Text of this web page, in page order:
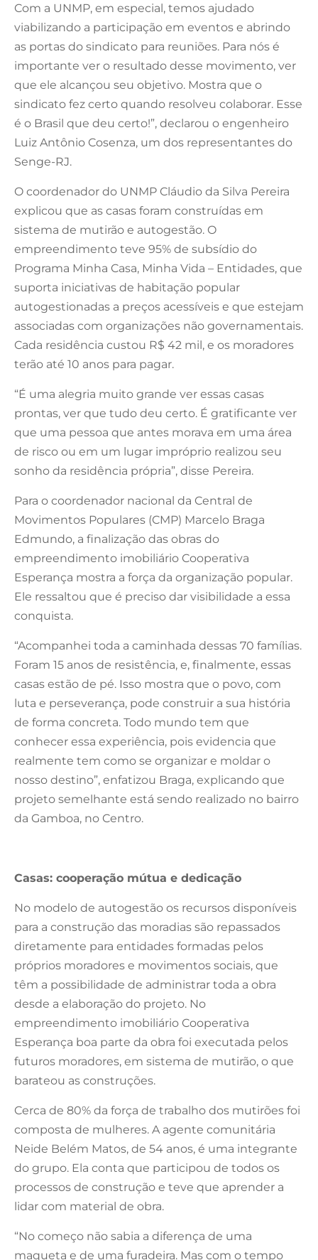
Com a UNMP, em especial, temos ajudado
viabilizando a participação em eventos e abrindo
as portas do sindicato para reuniões. Para nós é
importante ver o resultado desse movimento, ver
que ele alcançou seu objetivo. Mostra que o
sindicato fez certo quando resolveu colaborar. Esse
é o Brasil que deu certo!”, declarou o engenheiro
Luiz Antônio Cosenza, um dos representantes do
Senge-RJ.
O coordenador do UNMP Cláudio da Silva Pereira
explicou que as casas foram construídas em
sistema de mutirão e autogestão. O
empreendimento teve 95% de subsídio do
Programa Minha Casa, Minha Vida – Entidades, que
suporta iniciativas de habitação popular
autogestionadas a preços acessíveis e que estejam
associadas com organizações não governamentais.
Cada residência custou R$ 42 mil, e os moradores
terão até 10 anos para pagar.
“É uma alegria muito grande ver essas casas
prontas, ver que tudo deu certo. É gratificante ver
que uma pessoa que antes morava em uma área
de risco ou em um lugar impróprio realizou seu
sonho da residência própria”, disse Pereira.
Para o coordenador nacional da Central de
Movimentos Populares (CMP) Marcelo Braga
Edmundo, a finalização das obras do
empreendimento imobiliário Cooperativa
Esperança mostra a força da organização popular.
Ele ressaltou que é preciso dar visibilidade a essa
conquista.
“Acompanhei toda a caminhada dessas 70 famílias.
Foram 15 anos de resistência, e, finalmente, essas
casas estão de pé. Isso mostra que o povo, com
luta e perseverança, pode construir a sua história
de forma concreta. Todo mundo tem que
conhecer essa experiência, pois evidencia que
realmente tem como se organizar e moldar o
nosso destino”, enfatizou Braga, explicando que
projeto semelhante está sendo realizado no bairro
da Gamboa, no Centro.
Casas: cooperação mútua e dedicação
No modelo de autogestão os recursos disponíveis
para a construção das moradias são repassados
diretamente para entidades formadas pelos
próprios moradores e movimentos sociais, que
têm a possibilidade de administrar toda a obra
desde a elaboração do projeto. No
empreendimento imobiliário Cooperativa
Esperança boa parte da obra foi executada pelos
futuros moradores, em sistema de mutirão, o que
barateou as construções.
Cerca de 80% da força de trabalho dos mutirões foi
composta de mulheres. A agente comunitária
Neide Belém Matos, de 54 anos, é uma integrante
do grupo. Ela conta que participou de todos os
processos de construção e teve que aprender a
lidar com material de obra.
“No começo não sabia a diferença de uma
maqueta e de uma furadeira. Mas com o tempo